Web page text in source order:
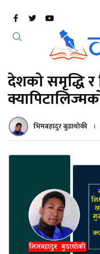
देशको समृद्धि
भिमबहादुर बुढाथाेकी